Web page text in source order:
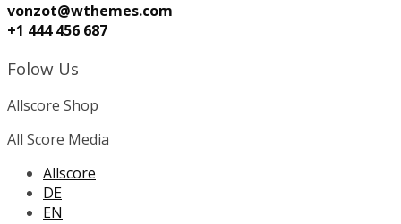
vonzot@wthemes.com
+1 444 456 687
Folow Us
Allscore Shop
All Score Media
Allscore
DE
EN